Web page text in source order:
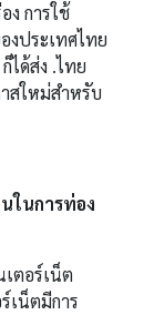
ง การใช้
งประเทศไทย
ได้ส่ง .ไทย
สใหม่สำหรับ
ในการท่อง
ตอร์เน็ต
เน็ตมีการ